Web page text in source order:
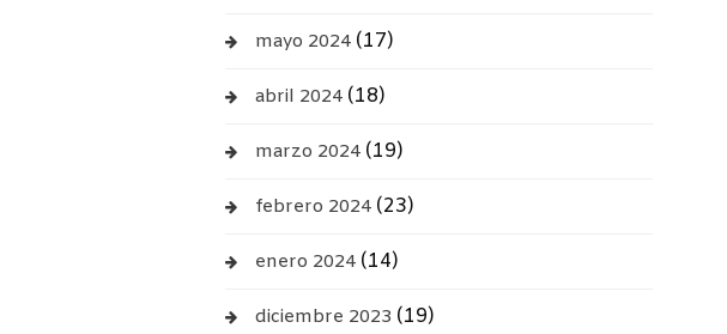
mayo 2024 (17)
abril 2024 (18)
marzo 2024 (19)
febrero 2024 (23)
enero 2024 (14)
diciembre 2023 (19)